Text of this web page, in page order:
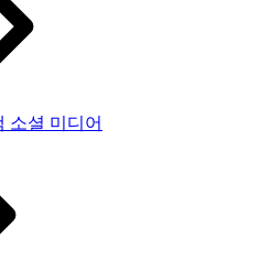
소셜 미디어